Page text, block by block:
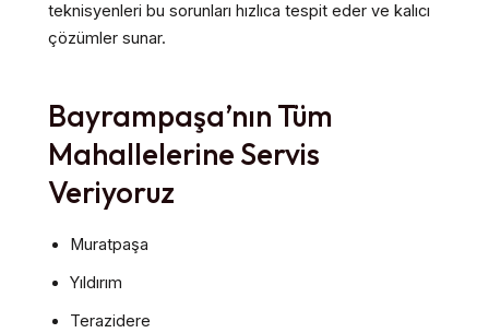
teknisyenleri bu sorunları hızlıca tespit eder ve kalıcı
çözümler sunar.
Bayrampaşa’nın Tüm
Mahallelerine Servis
Veriyoruz
Muratpaşa
Yıldırım
Terazidere